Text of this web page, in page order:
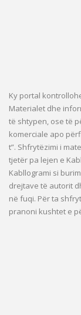
Ky portal
Materialet dhe
të shtypen, ose të
komerciale apo
t”. Shfrytëzimi i
tjetër pa lejen e
Kabllogrami si
drejtave të autorit
në fuqi. Për ta
pranoni kushtet e